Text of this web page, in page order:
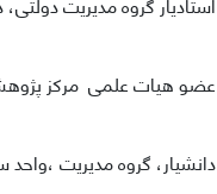
عضو هیات علمی مرکز
دانشیار، گروه مدیریت